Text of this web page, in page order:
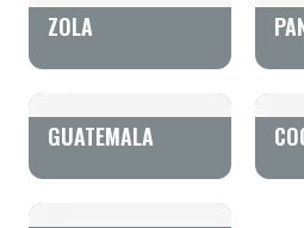
ZOLA
GUATEMALA